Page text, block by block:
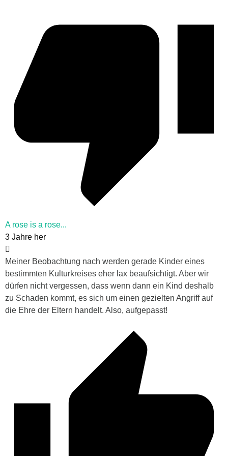
A rose is a rose...
3 Jahre her
Meiner Beobachtung nach werden gerade Kinder eines
bestimmten Kulturkreises eher lax beaufsichtigt. Aber wir
dürfen nicht vergessen, dass wenn dann ein Kind deshalb
zu Schaden kommt, es sich um einen gezielten Angriff auf
die Ehre der Eltern handelt. Also, aufgepasst!